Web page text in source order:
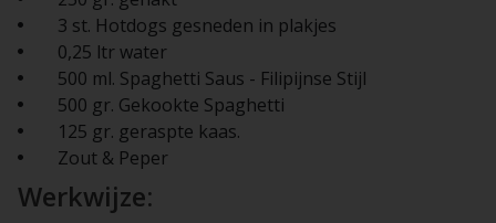
3 st. Hotdogs gesneden in plakjes
0,25 ltr water
500 ml. Spaghetti Saus - Filipijnse Stijl
500 gr. Gekookte Spaghetti
125 gr. geraspte kaas.
Zout & Peper
Werkwijze: